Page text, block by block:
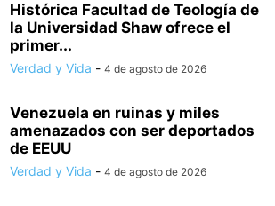
Histórica Facultad de Teología de
la Universidad Shaw ofrece el
primer...
Verdad y Vida - 4 de agosto de 2026
Venezuela en ruinas y miles
amenazados con ser deportados
de EEUU
Verdad y Vida - 4 de agosto de 2026